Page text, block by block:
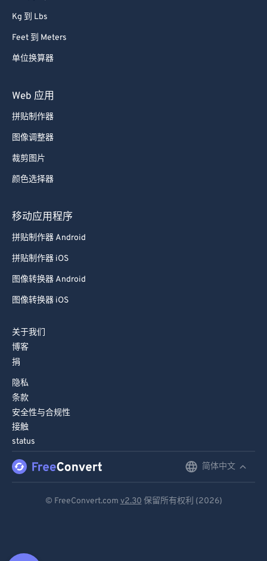
Kg 到 Lbs
Feet 到 Meters
单位换算器
Web 应用
拼贴制作器
图像调整器
裁剪图片
颜色选择器
移动应用程序
拼贴制作器 Android
拼贴制作器 iOS
图像转换器 Android
图像转换器 iOS
关于我们
博客
捐
隐私
条款
安全性与合规性
接触
status
简体中文
© FreeConvert.com v2.30 保留所有权利 (2026)